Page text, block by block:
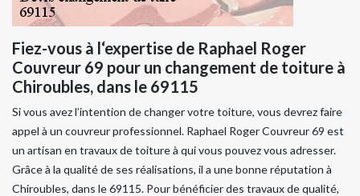
Fiez-vous à l‘expertise de Raphael Roger
Couvreur 69 pour un changement de toiture à
Chiroubles, dans le 69115
Si vous avez l’intention de changer votre toiture, vous devrez faire
appel à un couvreur professionnel. Raphael Roger Couvreur 69 est
un artisan en travaux de toiture à qui vous pouvez vous adresser.
Grâce à la qualité de ses réalisations, il a une bonne réputation à
Chiroubles, dans le 69115. Pour bénéficier des travaux de qualité,